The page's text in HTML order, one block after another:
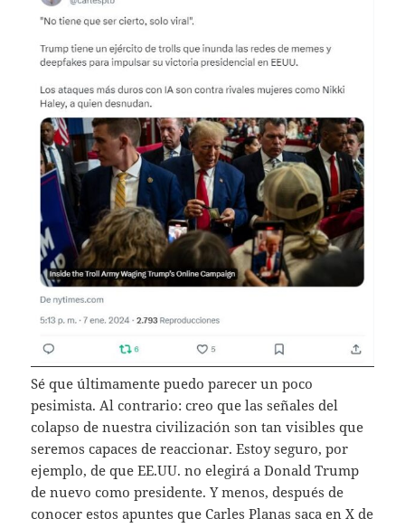
Sé que últimamente puedo parecer un poco
pesimista. Al contrario: creo que las señales del
colapso de nuestra civilización son tan visibles que
seremos capaces de reaccionar. Estoy seguro, por
ejemplo, de que EE.UU. no elegirá a Donald Trump
de nuevo como presidente. Y menos, después de
conocer estos apuntes que Carles Planas saca en X de